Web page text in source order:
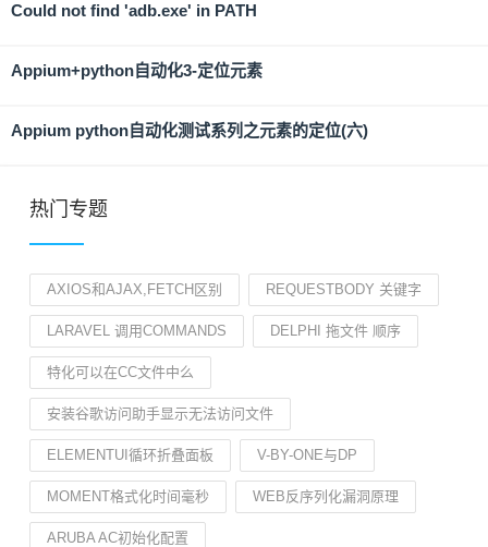
Could not find 'adb.exe' in PATH
Appium+python自动化3-定位元素
Appium python自动化测试系列之元素的定位(六)
热门专题
AXIOS和AJAX,FETCH区别 REQUESTBODY 关键字
LARAVEL 调用COMMANDS DELPHI 拖文件 顺序
特化可以在CC文件中么
安装谷歌访问助手显示无法访问文件
ELEMENTUI循环折叠面板 V-BY-ONE与DP
MOMENT格式化时间毫秒 WEB反序列化漏洞原理
ARUBA AC初始化配置